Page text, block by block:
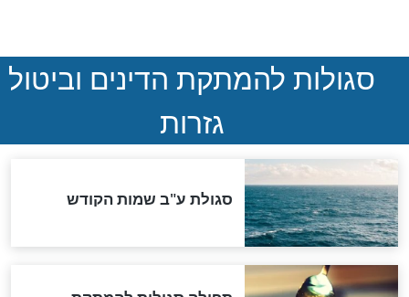
ההסכם החשאי של טראמפ
ואיראן: בלי שקיפות ועם הרבה
סימני שאלה
המסמך האבוד שנחשף
במרתפי מוסקבה: כתב היד
הנדיר של הרשב"ם התגלה